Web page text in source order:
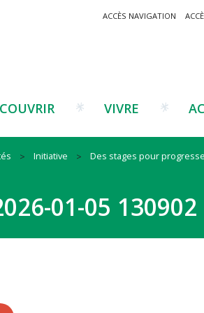
ACCÈS NAVIGATION
Traditions catalanes
VIVRE
marque Valeurs Parc
Les
Agriculture
Filières émergentes
Initiative
Des stages pour
01-05 130902